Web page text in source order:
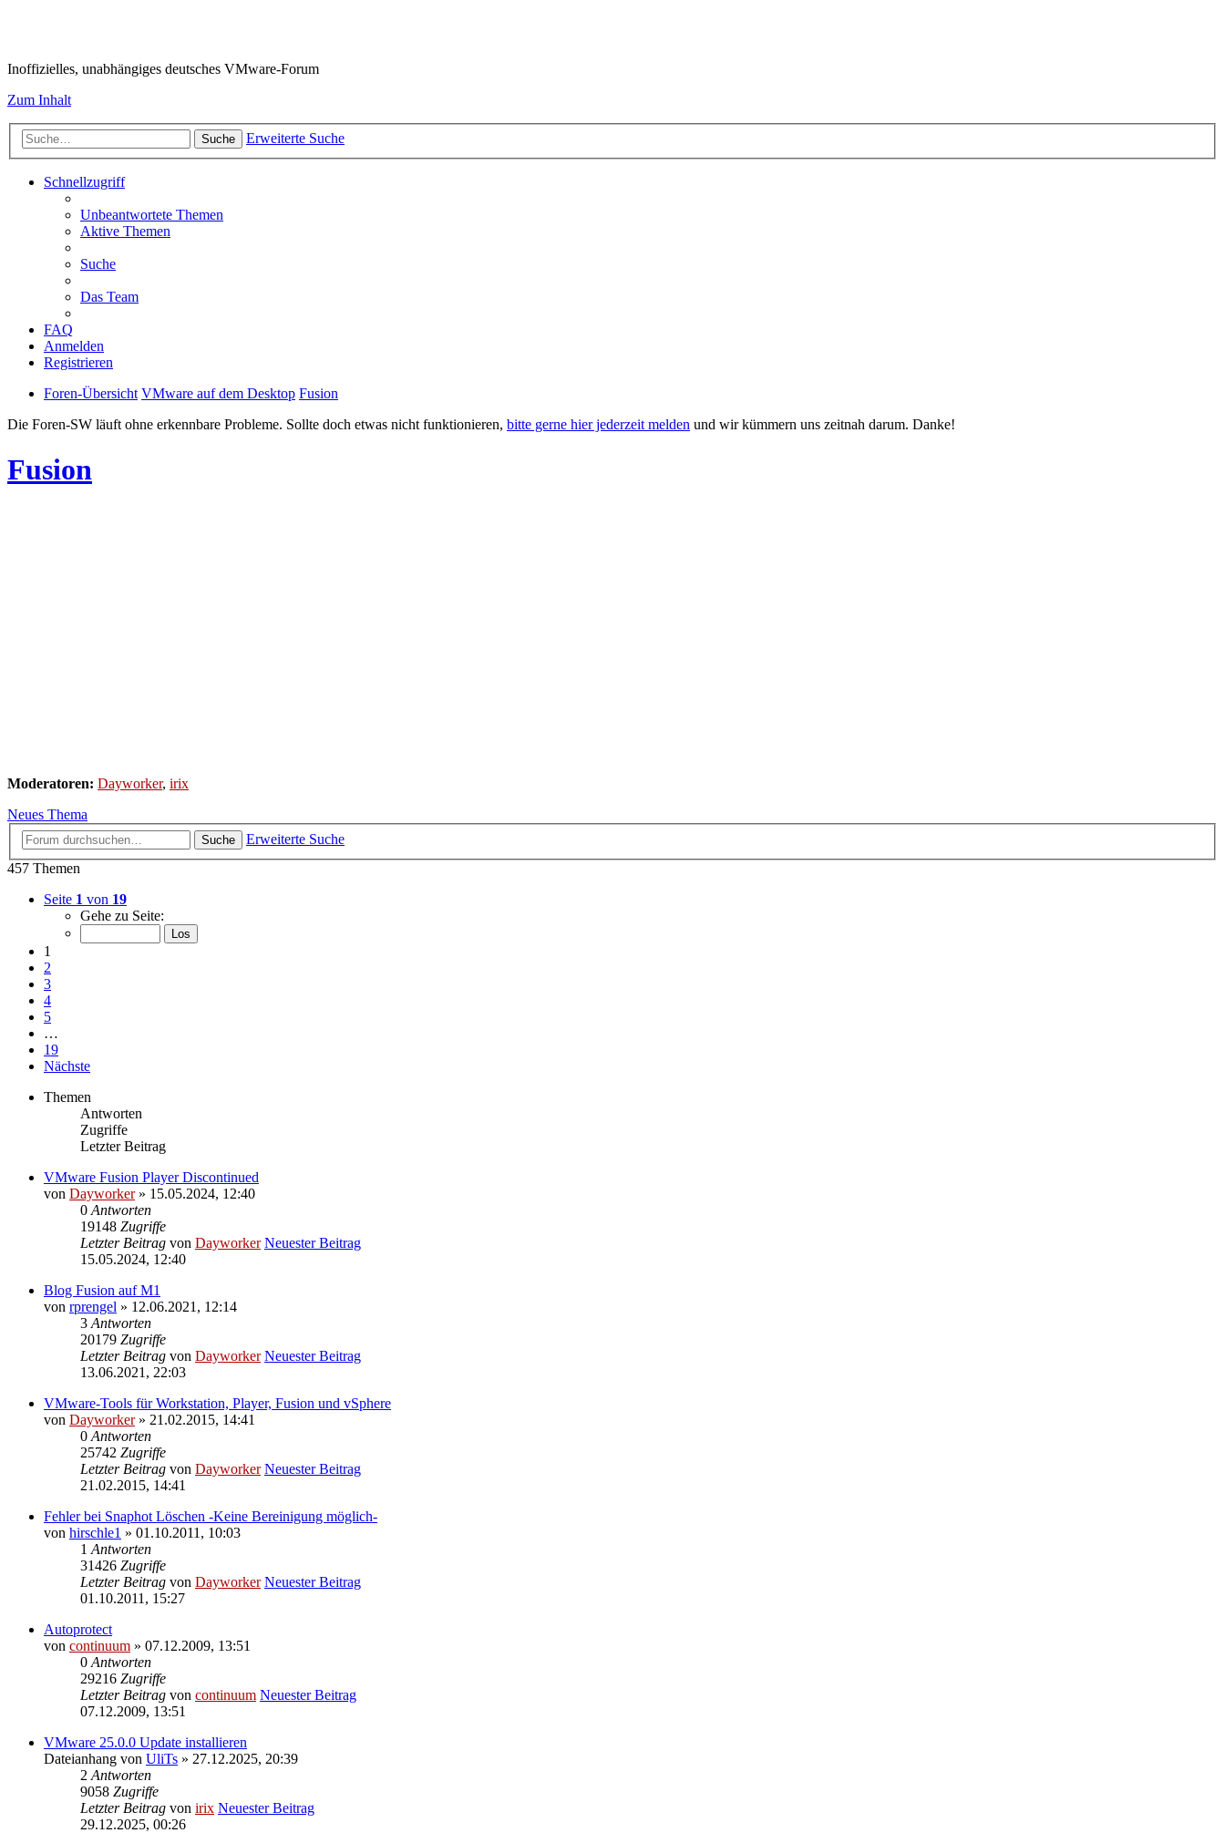
Inoffizielles, unabhängiges deutsches VMware-Forum
Zum Inhalt
Suche Erweiterte Suche
Schnellzugriff
Unbeantwortete Themen
Aktive Themen
Suche
Das Team
FAQ
Anmelden
Registrieren
Foren-Übersicht VMware auf dem Desktop Fusion
Die Foren-SW läuft ohne erkennbare Probleme. Sollte doch etwas nicht funktionieren, bitte gerne hier jederzeit melden und wir kümmern uns zeitnah darum. Danke!
Fusion
Moderatoren: Dayworker, irix
Neues Thema
Suche
Erweiterte Suche
457 Themen
Seite 1 von 19
Gehe zu Seite:
1
2
3
4
5
…
19
Nächste
Themen
Antworten
Zugriffe
Letzter Beitrag
VMware Fusion Player Discontinued
von Dayworker» 15.05.2024, 12:40
0 Antworten
19148 Zugriffe
Letzter Beitrag von Dayworker Neuester Beitrag
15.05.2024, 12:40
Blog Fusion auf M1
von rprengel » 12.06.2021, 12:14
3 Antworten
20179 Zugriffe
Letzter Beitrag von Dayworker Neuester Beitrag
13.06.2021, 22:03
VMware-Tools für Workstation, Player, Fusion und vSphere
von Dayworker» 21.02.2015, 14:41
0 Antworten
25742 Zugriffe
Letzter Beitrag von Dayworker Neuester Beitrag
21.02.2015, 14:41
Fehler bei Snaphot Löschen -Keine Bereinigung möglich-
von hirschle1 » 01.10.2011, 10:03
1 Antworten
31426 Zugriffe
Letzter Beitrag von Dayworker Neuester Beitrag
01.10.2011, 15:27
Autoprotect
von continuum » 07.12.2009, 13:51
0 Antworten
29216 Zugriffe
Letzter Beitrag von continuum Neuester Beitrag
07.12.2009, 13:51
VMware 25.0.0 Update installieren
Dateianhang von UliTs » 27.12.2025, 20:39
2 Antworten
9058 Zugriffe
Letzter Beitrag von irix Neuester Beitrag
29.12.2025, 00:26